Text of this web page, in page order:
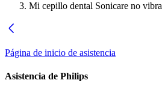
Mi cepillo dental Sonicare no vibra
Página de inicio de asistencia
Asistencia de Philips